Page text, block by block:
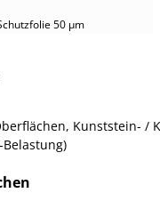
50 µm
Kunststein-